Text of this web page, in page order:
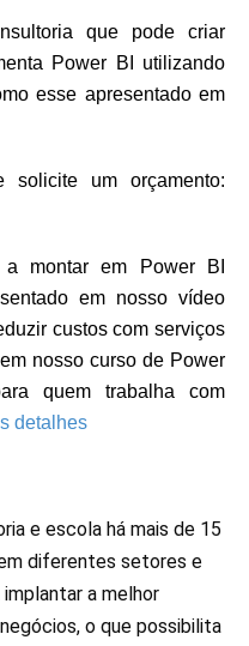
que pode criar
Power BI utilizando
esse apresentado em
solicite um orçamento:
montar em Power BI
em nosso vídeo
custos com serviços
nosso curso de Power
quem trabalha com
detalhes
e escola há mais de 15
diferentes setores e
a melhor
o que possibilita